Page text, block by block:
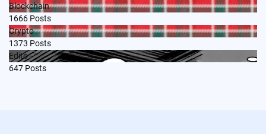
Blockchain
1666 Posts
Crypto
1373 Posts
Edito
647 Posts